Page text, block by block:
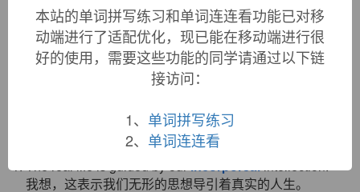
1530s, with-al(1) and Latinincorporeus"without body,"
fromin-"not" (seein-(1)) + corpus(genitivecorporis)
"body" (seecorporal).
1. The real life is guided by ourincorporealintellection.
我想，这表示我们无形的思想导引着真实的人生。
本站的单词拼写练习和单词连连看功能已对移
动端进行了适配优化，现已能在移动端进行很
好的使用，需要这些功能的同学请通过以下链
接访问：
1、 单词拼写练习
2、 单词连连看